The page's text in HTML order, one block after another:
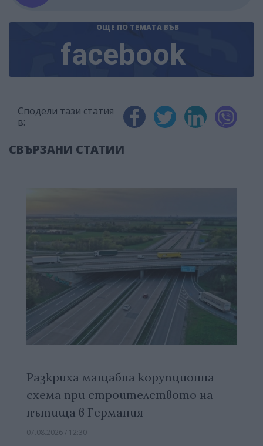
ОЩЕ ПО ТЕМАТА ВЪВ
facebook
Сподели тази статия
в:
СВЪРЗАНИ СТАТИИ
Разкриха мащабна корупционна
схема при строителството на
пътища в Германия
07.08.2026 / 12:30